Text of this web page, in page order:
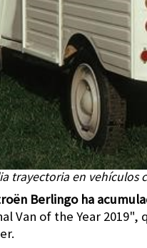
trayectoria en vehículos
Berlingo ha
Van of the Year